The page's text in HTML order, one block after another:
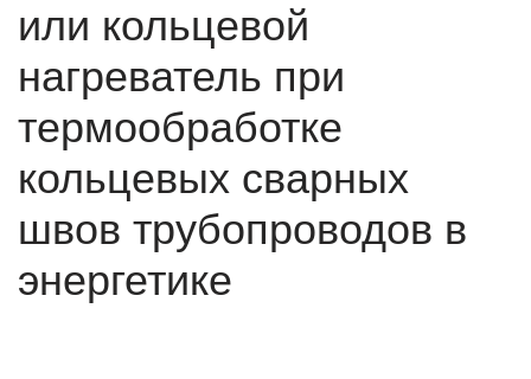
или кольцевой
нагреватель при
термообработке
кольцевых сварных
швов трубопроводов в
энергетике